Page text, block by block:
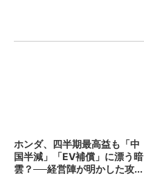
ホンダ、四半期最高益も「中
国半減」「EV補償」に漂う暗
雲？──経営陣が明かした攻...